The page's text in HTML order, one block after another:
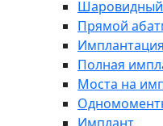
Шаровидный
Прямой
Полная
Моста на